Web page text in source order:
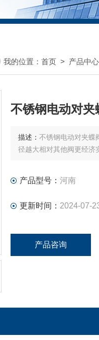
我的位置： 首页 > 产品中心
不锈钢电动对夹
描述： 不锈钢电动对夹蝶
径越大相对其他阀更经济
产品型号： 河南
更新时间： 2024-07-
产品咨询